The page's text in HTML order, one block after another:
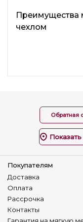
Варианты
Изготовление в коже
Наличие столика
Нет
Детский диван
Нет
Преимущества
чехлом
Обратная
Покупателям
Доставка
Оплата
Рассрочка
Контакты